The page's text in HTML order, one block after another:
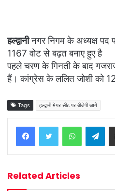
हल्द्वानीनगर निगम के अध्यक्ष पद
1167 वोट से बढ़त बनाए हुए है
पहले चरण के गिनती के बाद
हैं। कांग्रेस के ललित जोशी को
Tags हल्द्वानी मेयर सीट पर बीजेपी आगे
WhatsApp
Related Articles